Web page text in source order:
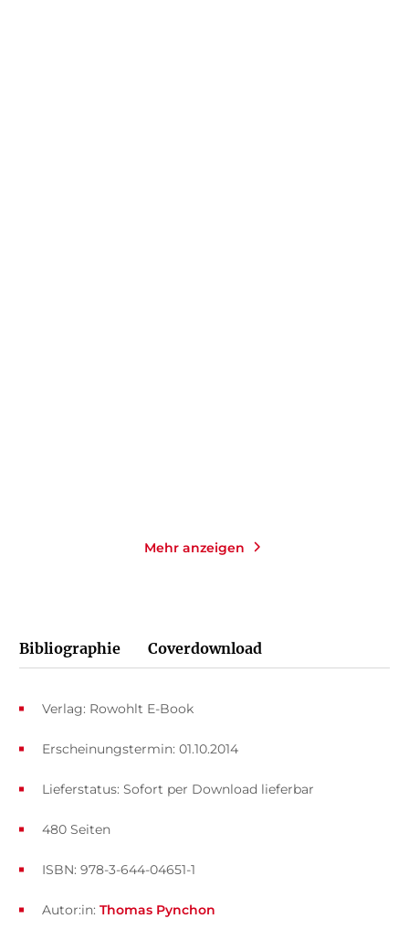
Mehr anzeigen
Bibliographie Coverdownload
Verlag: Rowohlt E-Book
Erscheinungstermin: 01.10.2014
Lieferstatus: Sofort per Download lieferbar
ISBN: 978-3-644-04651-1
480 Seiten
Autor:in: Thomas Pynchon